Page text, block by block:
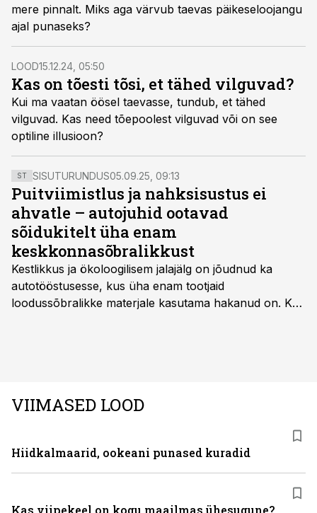
mere pinnalt. Miks aga värvub taevas päikeseloojangu
ajal punaseks?
LOOD15.12.24, 05:50
Kas on tõesti tõsi, et tähed vilguvad?
Kui ma vaatan öösel taevasse, tundub, et tähed
vilguvad. Kas need tõepoolest vilguvad või on see
optiline illusioon?
ST SISUTURUNDUS05.09.25, 09:13
Puitviimistlus ja nahksisustus ei
ahvatle – autojuhid ootavad
sõidukitelt üha enam
keskkonnasõbralikkust
Kestlikkus ja ökoloogilisem jalajälg on jõudnud ka
autotööstusesse, kus üha enam tootjaid
loodussõbralikke materjale kasutama hakanud on. Kui
VIIMASED LOOD
Hiidkalmaarid, ookeani punased kuradid
Kas viipekeel on kogu maailmas ühesugune?